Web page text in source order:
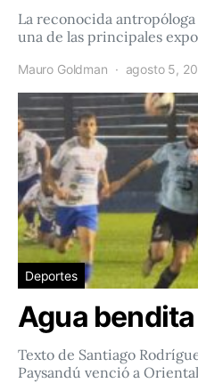
La reconocida
una de las principales
Mauro Goldman agosto 5,
Deportes
Agua bendita
Texto de Santiago
Paysandú venció a